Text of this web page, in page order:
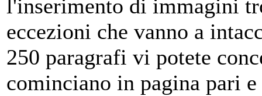
l'inserimento di immagini
eccezioni che vanno a
250 paragrafi vi potete
cominciano in pagina pari